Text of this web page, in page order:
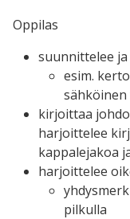
Oppilas
suunnittelee
esim.
sähköinen
kirjoittaa
harjoittelee
kappalejakoa
harjoittelee
pilkulla